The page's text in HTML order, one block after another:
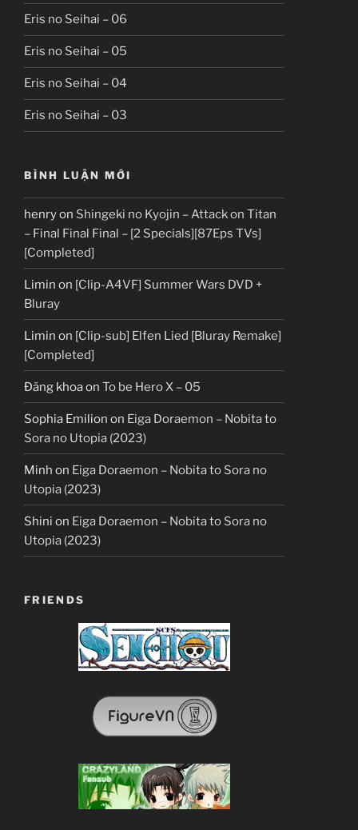
Eris no Seihai – 06
Eris no Seihai – 05
Eris no Seihai – 04
Eris no Seihai – 03
BÌNH LUẬN MỚI
henryon Shingeki no Kyojin – Attack on Titan
– Final Final Final – [2 Specials][87Eps TVs]
[Completed]
Limin on [Clip-A4VF] Summer Wars DVD +
Bluray
Limin on [Clip-sub] Elfen Lied [Bluray Remake]
[Completed]
Đăng khoaon To be Hero X – 05
Sophia Emilion on Eiga Doraemon – Nobita to
Sora no Utopia (2023)
Minh on Eiga Doraemon – Nobita to Sora no
Utopia (2023)
Shini on Eiga Doraemon – Nobita to Sora no
Utopia (2023)
FRIENDS